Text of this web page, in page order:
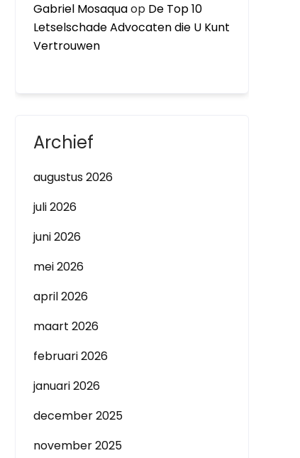
Gabriel Mosaquaop De Top 10
Letselschade Advocaten die U Kunt
Vertrouwen
Archief
augustus 2026
juli 2026
juni 2026
mei 2026
april 2026
maart 2026
februari 2026
januari 2026
december 2025
november 2025